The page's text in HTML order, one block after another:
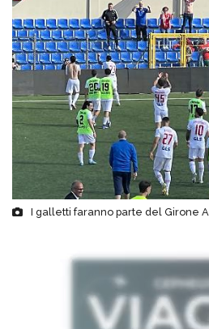
I galletti faranno parte del Girone A